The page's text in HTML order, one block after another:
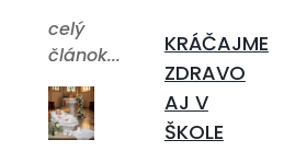
celý
článok...
KRÁČAJME
ZDRAVO
AJ V
ŠKOLE